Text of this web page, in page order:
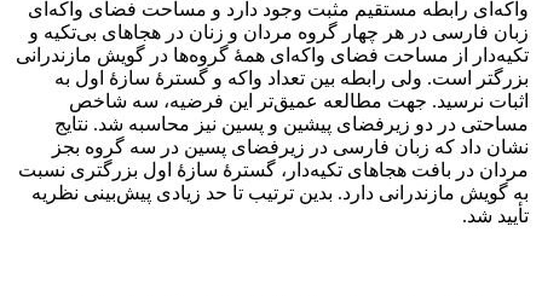
واکه‌ای رابطه‌ مستقیم مثبت وجود دارد و مساحت فضای واکه‌ای
زبان فارسی در هر چهار گروه مردان و زنان در هجاهای بی‌تکیه و
تکیه‌دار از مساحت فضای واکه‌ای همۀ گروه‌ها در گویش مازندرانی
بزرگتر است. ولی رابطه بین تعداد واکه و گسترۀ سازۀ اول به
اثبات نرسید. جهت مطالعه عمیق‌تر این فرضیه، سه شاخص
مساحتی در دو زیرفضای پیشین و پسین نیز محاسبه شد. نتایج
نشان داد که زبان فارسی در زیرفضای پسین در سه گروه بجز
مردان در بافت هجاهای ‌تکیه‌دار، گسترۀ سازۀ اول بزرگتری نسبت
به گویش مازندرانی دارد. بدین ترتیب تا حد زیادی پیش‌بینی نظریه
تأیید شد.